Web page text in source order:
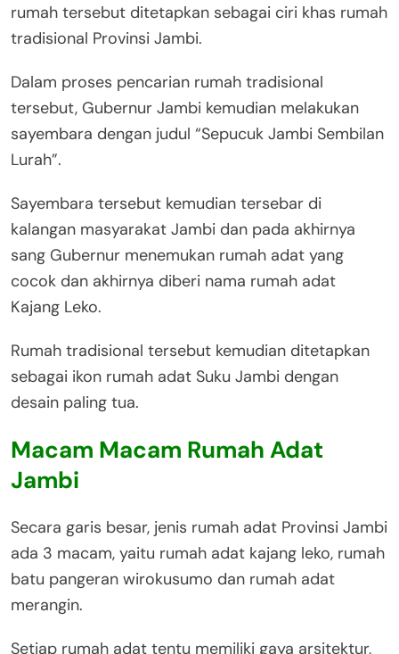
rumah tersebut ditetapkan sebagai ciri khas rumah
tradisional Provinsi Jambi.
Dalam proses pencarian rumah tradisional
tersebut, Gubernur Jambi kemudian melakukan
sayembara dengan judul “Sepucuk Jambi Sembilan
Lurah”.
Sayembara tersebut kemudian tersebar di
kalangan masyarakat Jambi dan pada akhirnya
sang Gubernur menemukan rumah adat yang
cocok dan akhirnya diberi nama rumah adat
Kajang Leko.
Rumah tradisional tersebut kemudian ditetapkan
sebagai ikon rumah adat Suku Jambi dengan
desain paling tua.
Macam Macam Rumah Adat
Jambi
Secara garis besar, jenis rumah adat Provinsi Jambi
ada 3 macam, yaitu rumah adat kajang leko, rumah
batu pangeran wirokusumo dan rumah adat
merangin.
Setiap rumah adat tentu memiliki gaya arsitektur,